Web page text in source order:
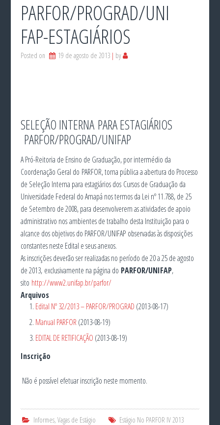
PARFOR/PROGRAD/UNI
FAP-ESTAGIÁRIOS
Posted on 19 de agosto de 2013 by
SELEÇÃO INTERNA PARA ESTAGIÁRIOS
PARFOR/PROGRAD/UNIFAP
A Pró-Reitoria de Ensino de Graduação, por intermédio da
Coordenação Geral do PARFOR, torna pública a abertura do Processo
de Seleção Interna para estagiários dos Cursos de Graduação da
Universidade Federal do Amapá nos termos da Lei nº 11.788, de 25
de Setembro de 2008, para desenvolverem as atividades de apoio
administrativo nos ambientes de trabalho desta Instituição para o
alcance dos objetivos do PARFOR/UNIFAP observadas às disposições
constantes neste Edital e seus anexos.
As inscrições deverão ser realizadas no período de 20 a 25 de agosto
de 2013, exclusivamente na página do PARFOR/UNIFAP,
sito http://www2.unifap.br/parfor/
Arquivos
Edital Nº 32/2013 – PARFOR/PROGRAD (2013-08-17)
Manual PARFOR(2013-08-19)
EDITAL DE RETIFICAÇÃO (2013-08-19)
Inscrição
Não é possível efetuar inscrição neste momento.
Informes, Vagas de Estágio Estágio No PARFOR IV 2013